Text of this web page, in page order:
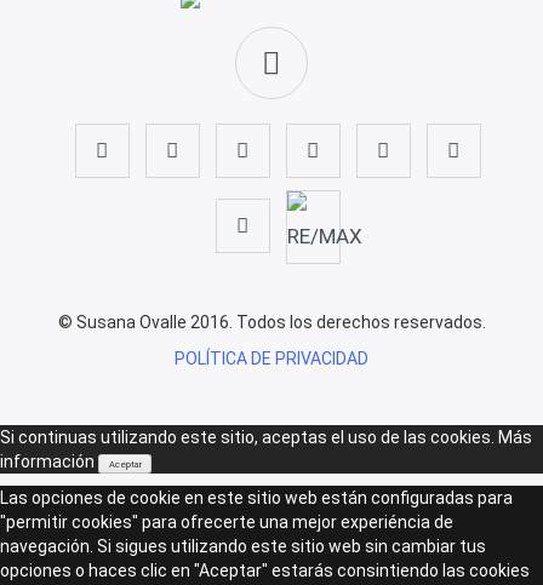
© Susana Ovalle 2016. Todos los derechos reservados.
POLÍTICA DE PRIVACIDAD
Si continuas utilizando este sitio, aceptas el uso de las cookies. Más
información
Aceptar
Las opciones de cookie en este sitio web están configuradas para
"permitir cookies" para ofrecerte una mejor experiéncia de
navegación. Si sigues utilizando este sitio web sin cambiar tus
opciones o haces clic en "Aceptar" estarás consintiendo las cookies